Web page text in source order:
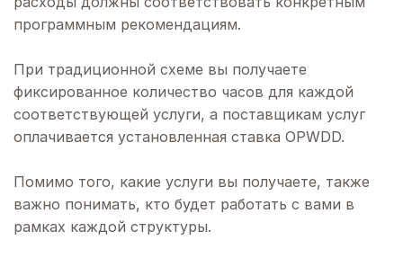
программным рекомендациям.
При традиционной схеме вы получаете
фиксированное количество часов для каждой
соответствующей услуги, а поставщикам услуг
оплачивается установленная ставка OPWDD.
Помимо того, какие услуги вы получаете, также
важно понимать, кто будет работать с вами в
рамках каждой структуры.